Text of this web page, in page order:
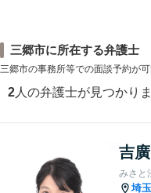
三郷市に所在する弁護士
三郷市の事務所等での面談予約が可
2 人の弁護士が見つかり
吉
みさと
埼